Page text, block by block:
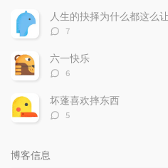
数：
人生的抉择为什么都这么
评
数：
7
六一快乐
评
数：
6
坏蓬喜欢摔东西
评
5
博客信息